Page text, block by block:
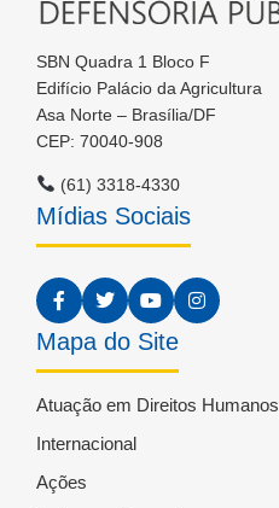
SBN Quadra 1 Bloco F
Edifício Palácio da Agricultura
Asa Norte – Brasília/DF
CEP: 70040-908
(61) 3318-4330
Mídias Sociais
Mapa do Site
Atuação em Direitos Humanos
Internacional
Ações